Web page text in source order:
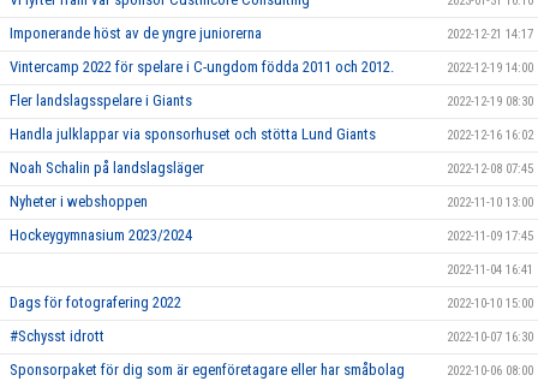
Imponerande höst av de yngre juniorerna 2022-12-21 14:17
Vintercamp 2022 för spelare i C-ungdom födda 2011 och 2012. 2022-12-19 14:00
Fler landslagsspelare i Giants 2022-12-19 08:30
Handla julklappar via sponsorhuset och stötta Lund Giants 2022-12-16 16:02
Noah Schalin på landslagsläger 2022-12-08 07:45
Nyheter i webshoppen 2022-11-10 13:00
Hockeygymnasium 2023/2024 2022-11-09 17:45
2022-11-04 16:41
Dags för fotografering 2022 2022-10-10 15:00
#Schysst idrott 2022-10-07 16:30
Sponsorpaket för dig som är egenföretagare eller har småbolag 2022-10-06 08:00